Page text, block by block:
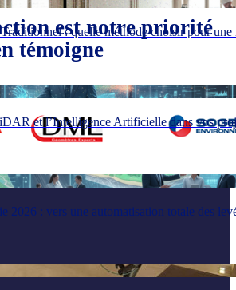
: quelle méthode choisir pour
et l’Intelligence Artificielle dans vos
2026 : vers une automatisation totale des
est notre priorité
témoigne